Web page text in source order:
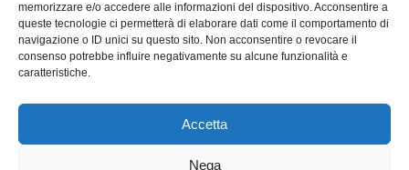
memorizzare e/o accedere alle informazioni del dispositivo. Acconsentire a
queste tecnologie ci permetterà di elaborare dati come il comportamento di
navigazione o ID unici su questo sito. Non acconsentire o revocare il
consenso potrebbe influire negativamente su alcune funzionalità e
caratteristiche.
Accetta
Nega
Ho letto e accetto l’
Richiedi un preventivo
Richiedi un preventivo